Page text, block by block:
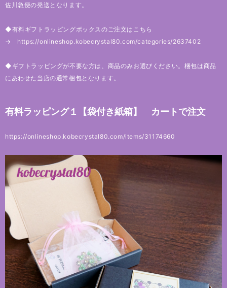
佐川急便の発送となります。
◆有料ギフトラッピングボックスのご注文はこちら
→ https://onlineshop.kobecrystal80.com/categories/2637402
◆ギフトラッピングが不要な方は、商品のみお選びください。梱包は商品
にあわせた当店の通常梱包となります。
有料ラッピング１【袋付き紙箱】 カートで注文
https://onlineshop.kobecrystal80.com/items/31174660